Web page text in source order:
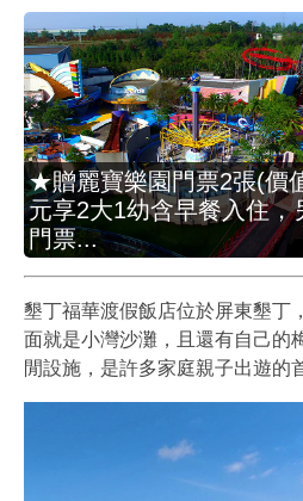
★贈麗寶樂園門票2張(價
元享2大1幼含早餐入住，
門票...
墾丁福華渡假飯店位於屏東墾丁
面就是小灣沙灘，且還有自己的
閒設施，是許多家庭親子出遊的